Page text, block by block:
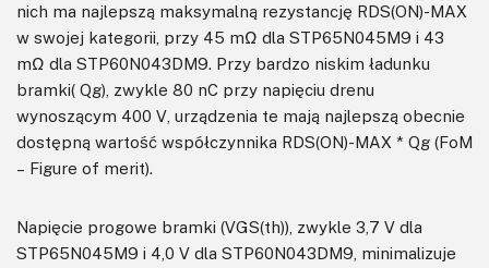
nich ma najlepszą maksymalną rezystancję RDS(ON)-MAX
w swojej kategorii, przy 45 mΩ dla STP65N045M9 i 43
mΩ dla STP60N043DM9. Przy bardzo niskim ładunku
bramki( Qg), zwykle 80 nC przy napięciu drenu
wynoszącym 400 V, urządzenia te mają najlepszą obecnie
dostępną wartość współczynnika RDS(ON)-MAX * Qg (FoM
– Figure of merit).
Napięcie progowe bramki (VGS(th)), zwykle 3,7 V dla
STP65N045M9 i 4,0 V dla STP60N043DM9, minimalizuje